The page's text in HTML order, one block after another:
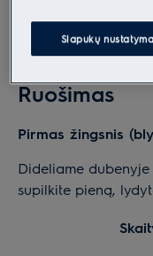
Ruošimas
Pirmas žingsnis
Dideliame
supilkite pieną,
Ištepkite keptuvę
Slapukų